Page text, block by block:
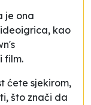
je ona
kao
film.
ćete sjekirom,
što znači da